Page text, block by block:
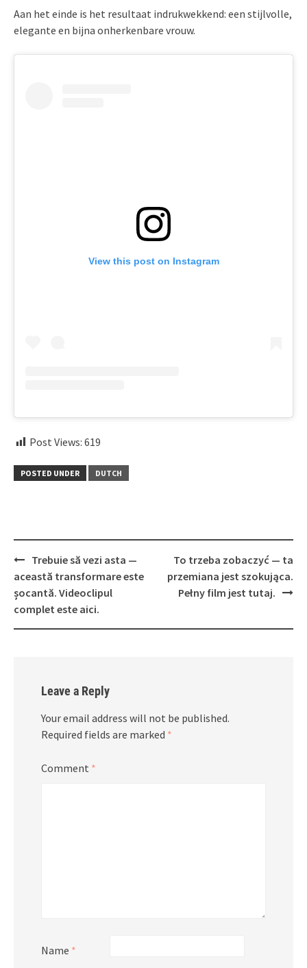
Aan het einde is het resultaat indrukwekkend: een stijlvolle,
elegante en bijna onherkenbare vrouw.
View this post on Instagram
Post Views: 619
POSTED UNDER DUTCH
Post
navigation
Trebuie să vezi asta —
această transformare este
șocantă. Videoclipul
complet este aici.
To trzeba zobaczyć — ta
przemiana jest szokująca.
Pełny film jest tutaj.
Leave a Reply
Your email address will not be published.
Required fields are marked *
Comment *
Name *